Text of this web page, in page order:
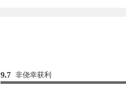
9.7 非侥幸获利